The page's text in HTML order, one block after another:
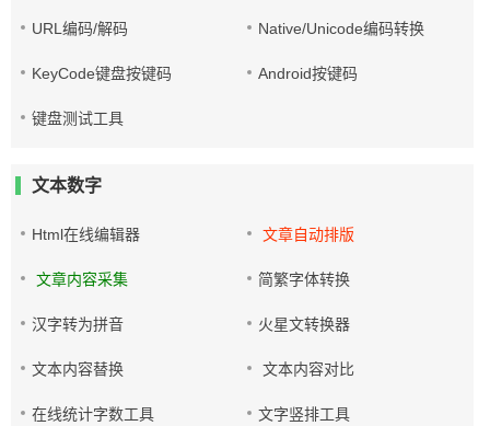
URL编码/解码 Native/Unicode编码转换
KeyCode键盘按键码 Android按键码
键盘测试工具
文本数字
Html在线编辑器 文章自动排版
文章内容采集 简繁字体转换
汉字转为拼音 火星文转换器
文本内容替换 文本内容对比
在线统计字数工具 文字竖排工具